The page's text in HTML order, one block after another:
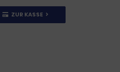
ZUR KASSE